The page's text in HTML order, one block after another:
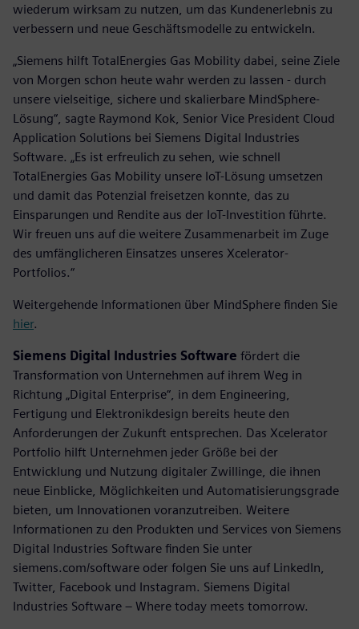
wiederum wirksam zu nutzen, um das Kundenerlebnis zu
verbessern und neue Geschäftsmodelle zu entwickeln.
„Siemens hilft TotalEnergies Gas Mobility dabei, seine Ziele
von Morgen schon heute wahr werden zu lassen - durch
unsere vielseitige, sichere und skalierbare MindSphere-
Lösung“, sagte Raymond Kok, Senior Vice President Cloud
Application Solutions bei Siemens Digital Industries
Software. „Es ist erfreulich zu sehen, wie schnell
TotalEnergies Gas Mobility unsere IoT-Lösung umsetzen
und damit das Potenzial freisetzen konnte, das zu
Einsparungen und Rendite aus der IoT-Investition führte.
Wir freuen uns auf die weitere Zusammenarbeit im Zuge
des umfänglicheren Einsatzes unseres Xcelerator-
Portfolios.“
Weitergehende Informationen über MindSphere finden Sie
hier.
Siemens Digital Industries Software fördert die
Transformation von Unternehmen auf ihrem Weg in
Richtung „Digital Enterprise“, in dem Engineering,
Fertigung und Elektronikdesign bereits heute den
Anforderungen der Zukunft entsprechen. Das Xcelerator
Portfolio hilft Unternehmen jeder Größe bei der
Entwicklung und Nutzung digitaler Zwillinge, die ihnen
neue Einblicke, Möglichkeiten und Automatisierungsgrade
bieten, um Innovationen voranzutreiben. Weitere
Informationen zu den Produkten und Services von Siemens
Digital Industries Software finden Sie unter
siemens.com/software oder folgen Sie uns auf LinkedIn,
Twitter, Facebook und Instagram. Siemens Digital
Industries Software – Where today meets tomorrow.